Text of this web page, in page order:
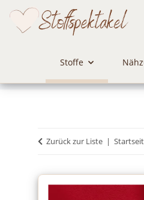
Stoffe
Zurück zur Liste